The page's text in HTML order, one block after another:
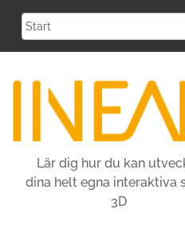
Lär dig hur du kan
dina helt egna interaktiva
3D